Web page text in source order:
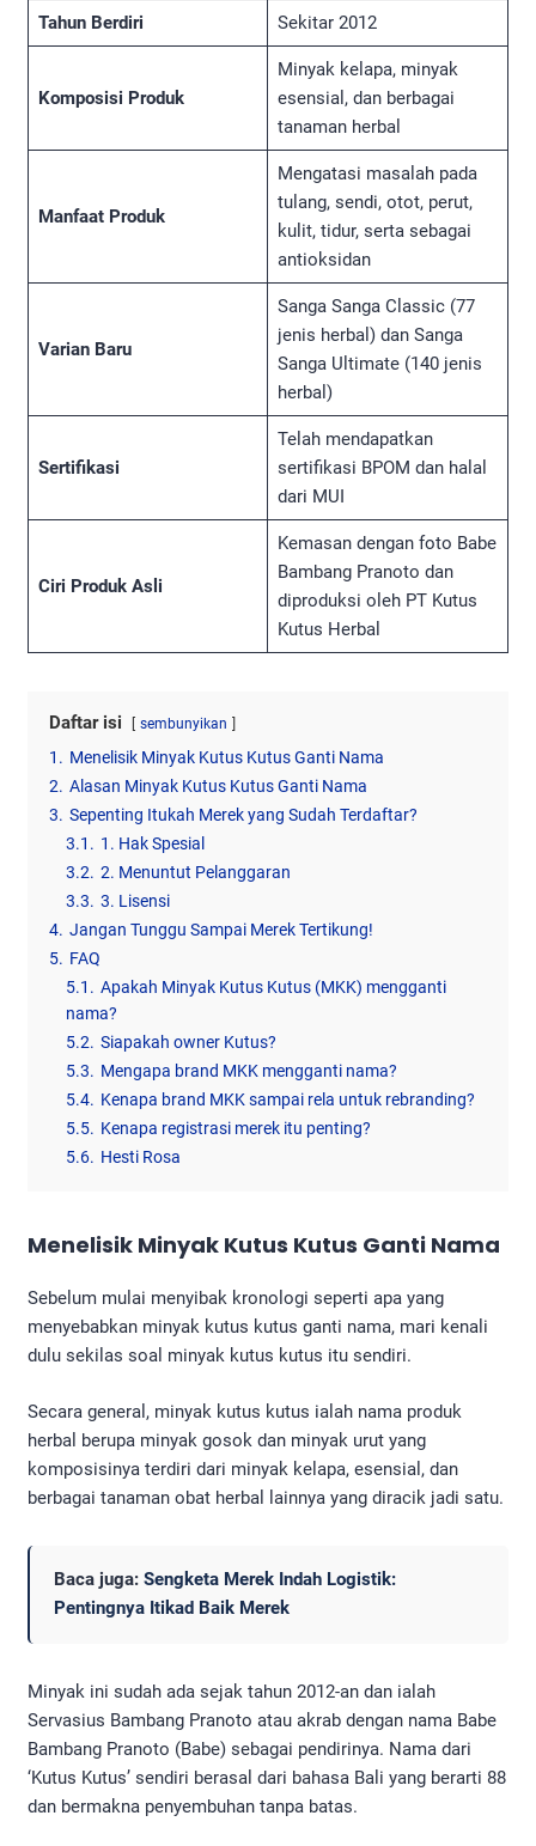
Tahun Berdiri Sekitar 2012
Komposisi Produk
Minyak kelapa, minyak
esensial, dan berbagai
tanaman herbal
Manfaat Produk
Mengatasi masalah pada
tulang, sendi, otot, perut,
kulit, tidur, serta sebagai
antioksidan
Varian Baru
Sanga Sanga Classic (77
jenis herbal) dan Sanga
Sanga Ultimate (140 jenis
herbal)
Sertifikasi
Telah mendapatkan
sertifikasi BPOM dan halal
dari MUI
Ciri Produk Asli
Kemasan dengan foto Babe
Bambang Pranoto dan
diproduksi oleh PT Kutus
Kutus Herbal
Daftar isi sembunyikan
1. Menelisik Minyak Kutus Kutus Ganti Nama
2. Alasan Minyak Kutus Kutus Ganti Nama
3. Sepenting Itukah Merek yang Sudah Terdaftar?
3.1. 1. Hak Spesial
3.2. 2. Menuntut Pelanggaran
3.3. 3. Lisensi
4. Jangan Tunggu Sampai Merek Tertikung!
5. FAQ
5.1. Apakah Minyak Kutus Kutus (MKK) mengganti
nama?
5.2. Siapakah owner Kutus?
5.3. Mengapa brand MKK mengganti nama?
5.4. Kenapa brand MKK sampai rela untuk rebranding?
5.5. Kenapa registrasi merek itu penting?
5.6. Hesti Rosa
Menelisik Minyak Kutus Kutus Ganti Nama
Sebelum mulai menyibak kronologi seperti apa yang
menyebabkan minyak kutus kutus ganti nama, mari kenali
dulu sekilas soal minyak kutus kutus itu sendiri.
Secara general, minyak kutus kutus ialah nama produk
herbal berupa minyak gosok dan minyak urut yang
komposisinya terdiri dari minyak kelapa, esensial, dan
berbagai tanaman obat herbal lainnya yang diracik jadi satu.
Baca juga: Sengketa Merek Indah Logistik:
Pentingnya Itikad Baik Merek
Minyak ini sudah ada sejak tahun 2012-an dan ialah
Servasius Bambang Pranoto atau akrab dengan nama Babe
Bambang Pranoto (Babe) sebagai pendirinya. Nama dari
‘Kutus Kutus’ sendiri berasal dari bahasa Bali yang berarti 88
dan bermakna penyembuhan tanpa batas.